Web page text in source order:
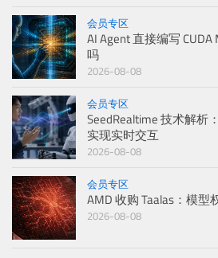
会员专区
AI Agent 直接编写
吗
2026-08-08
会员专区
SeedRealtime 技术解析
实现实时交互
2026-08-08
会员专区
AMD 收购 Taalas：模
2026-08-08